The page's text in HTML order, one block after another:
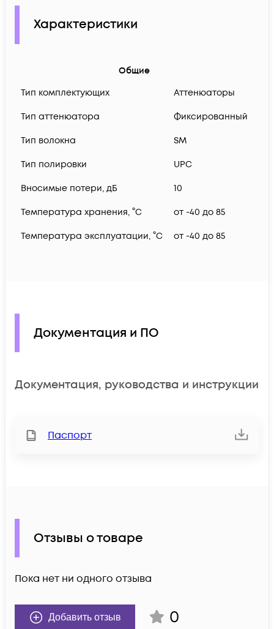
Характеристики
Общие
Тип комплектующих
Аттенюаторы
Тип аттенюатора Фиксированный
Тип волокна SM
Тип полировки UPC
Вносимые потери, дБ 10
Температура хранения, °C от -40 до 85
Температура эксплуатации, °C от -40 до 85
Документация и ПО
Документация, руководства и инструкции
Паспорт
Отзывы о товаре
Пока нет ни одного отзыва
Добавить отзыв 0